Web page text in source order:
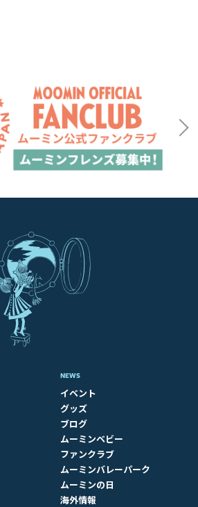
NEWS
イベント
グッズ
ブログ
ムーミンベビー
ファンクラブ
ムーミンバレーパーク
ムーミンの日
海外情報